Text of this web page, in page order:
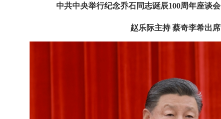
中共中央举行纪念乔石同志诞辰100周年座谈
赵乐际主持 蔡奇李希出席